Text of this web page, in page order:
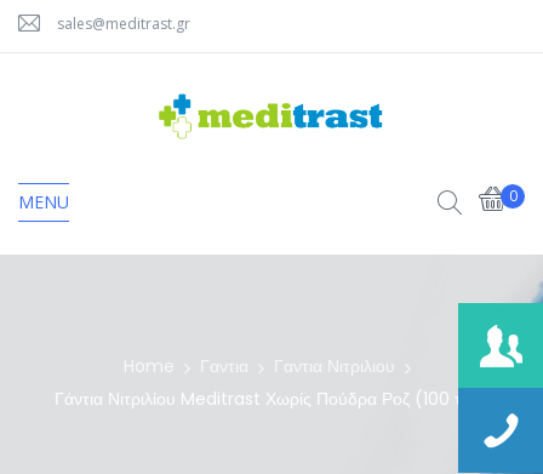
sales@meditrast.gr
MENU 0
Home Γαντια
Γαντια Νιτριλιου
Γάντια Νιτριλίου Meditrast Χωρίς Πούδρα Ροζ (100 τμχ)